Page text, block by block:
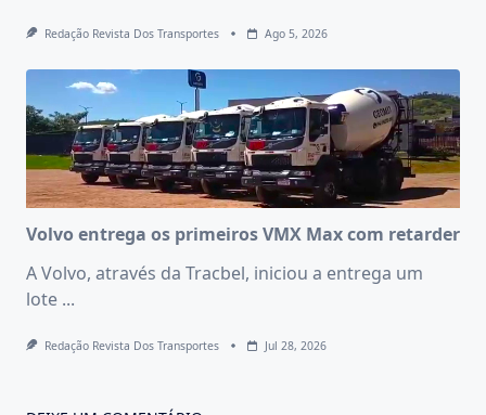
Redação Revista Dos Transportes Ago 5, 2026
Volvo entrega os primeiros VMX Max com retarder
A Volvo, através da Tracbel, iniciou a entrega um
lote ...
Redação Revista Dos Transportes Jul 28, 2026